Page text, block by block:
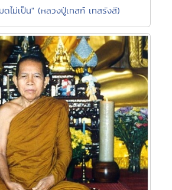
ไม่เป็น" (หลวงปู่เทสก์ เทสรังสี)